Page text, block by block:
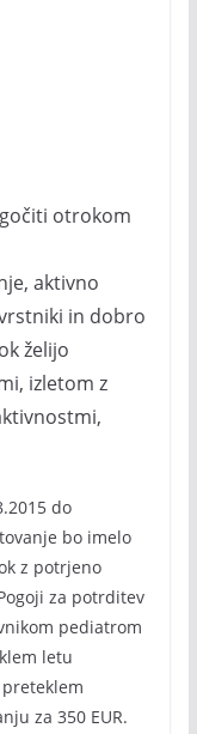
otrokom
aktivno
in dobro
želijo
izletom z
do
bo imelo
z potrjeno
za potrditev
pediatrom
letu
za 350 EUR.